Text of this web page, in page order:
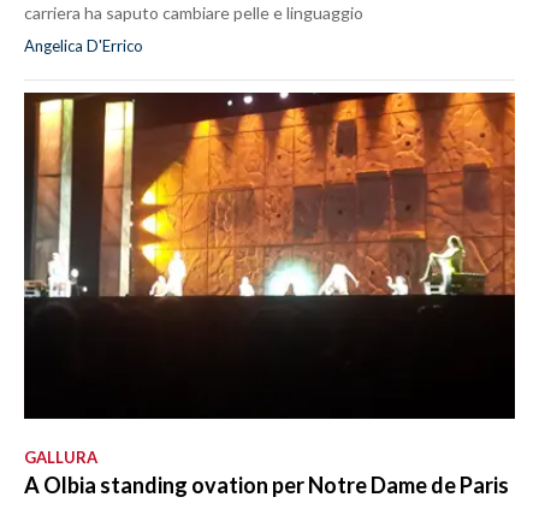
carriera ha saputo cambiare pelle e linguaggio
Angelica D'Errico
GALLURA
A Olbia standing ovation per Notre Dame de Paris